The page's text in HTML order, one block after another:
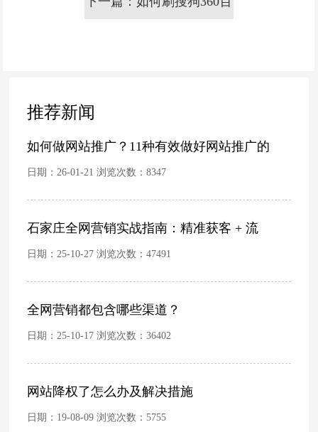
推荐新闻
如何做网站推广？11种有效做好网站推广的
日期：26-01-21 浏览次数：8347
石家庄全网营销实战指南：精准获客 + 流
日期：25-10-27 浏览次数：47491
全网营销都包含哪些渠道？
日期：25-10-17 浏览次数：36402
网站降权了怎么办及解决措施
日期：19-08-09 浏览次数：5755